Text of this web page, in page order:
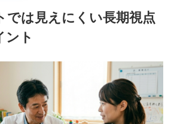
では見えにくい長期視点
ント